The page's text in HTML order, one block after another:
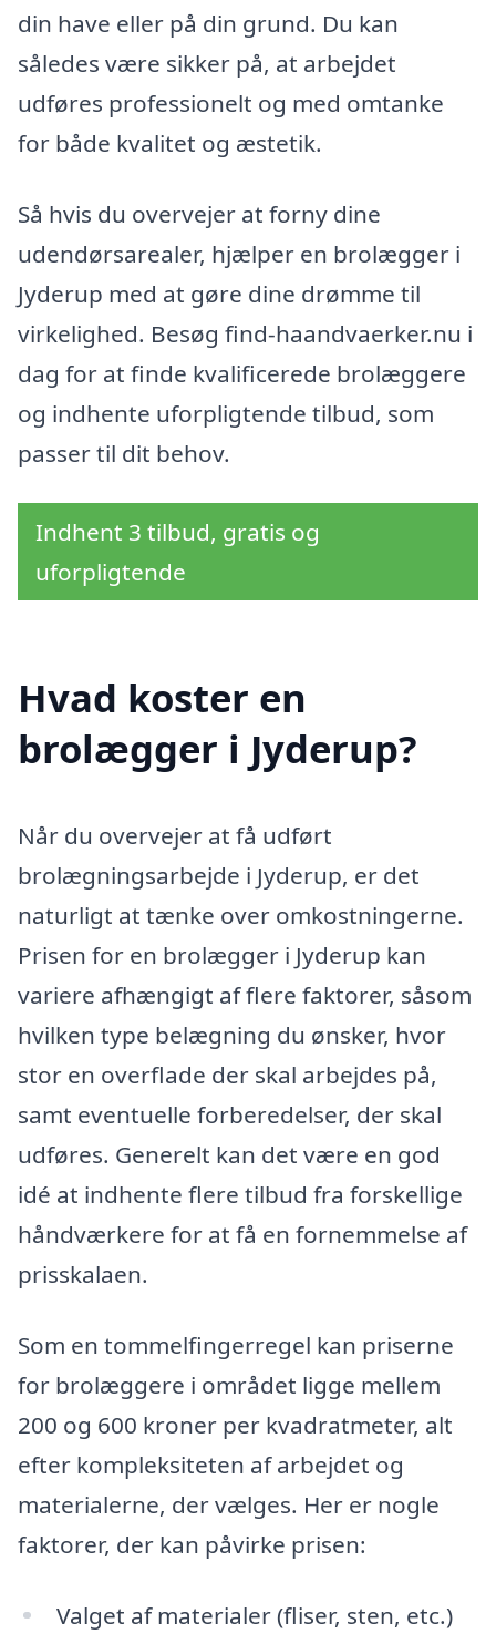
din have eller på din grund. Du kan
således være sikker på, at arbejdet
udføres professionelt og med omtanke
for både kvalitet og æstetik.
Så hvis du overvejer at forny dine
udendørsarealer, hjælper en brolægger i
Jyderup med at gøre dine drømme til
virkelighed. Besøg find-haandvaerker.nu i
dag for at finde kvalificerede brolæggere
og indhente uforpligtende tilbud, som
passer til dit behov.
Indhent 3 tilbud, gratis og
uforpligtende
Hvad koster en
brolægger i Jyderup?
Når du overvejer at få udført
brolægningsarbejde i Jyderup, er det
naturligt at tænke over omkostningerne.
Prisen for en brolægger i Jyderup kan
variere afhængigt af flere faktorer, såsom
hvilken type belægning du ønsker, hvor
stor en overflade der skal arbejdes på,
samt eventuelle forberedelser, der skal
udføres. Generelt kan det være en god
idé at indhente flere tilbud fra forskellige
håndværkere for at få en fornemmelse af
prisskalaen.
Som en tommelfingerregel kan priserne
for brolæggere i området ligge mellem
200 og 600 kroner per kvadratmeter, alt
efter kompleksiteten af arbejdet og
materialerne, der vælges. Her er nogle
faktorer, der kan påvirke prisen:
Valget af materialer (fliser, sten, etc.)